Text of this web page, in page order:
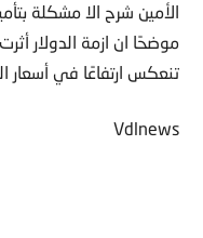
الأمين شرح الا مشكلة
موضحًا ان ازمة الدولار
تنعكس ارتفاعًا في أسعار
Vdlnews